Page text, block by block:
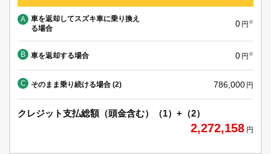
A
車を返却してスズキ車に乗り換え
る場合
0 円 ※
B 車を返却する場合 0 円 ※
C そのまま乗り続ける場合 (2) 786,000 円
クレジット支払総額（頭金含む）（1）+（2）
2,272,158 円